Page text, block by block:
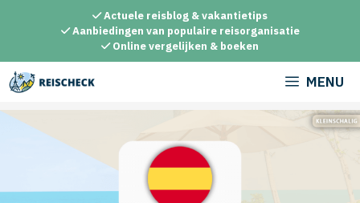
inhoud
Actuele reisblog & vakantietips
Aanbiedingen van populaire reisorganisatie
Online vergelijken & boeken
MENU